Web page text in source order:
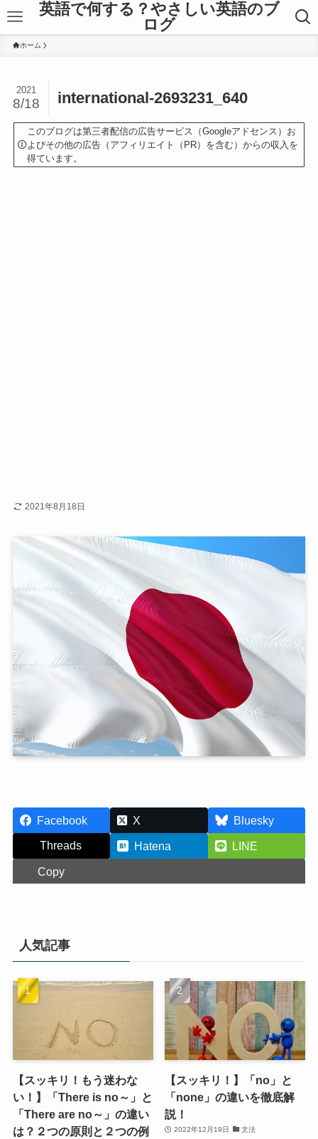
英語で何する？やさしい英語のブ
ログ
ホーム
international-2693231_640
2021
8/18
このブログは第三者配信の広告サービス（Googleアドセンス）お
よびその他の広告（アフィリエイト（PR）を含む）からの収入を
得ています。
2021年8月18日
Facebook X
Bluesky
Threads
Hatena
LINE
Copy
人気記事
【スッキリ！もう迷わな
い！】「There is no～」と
「There are no～」の違い
は？２つの原則と２つの例
【スッキリ！】「no」と
「none」の違いを徹底解
説！
2022年12月19日 文法